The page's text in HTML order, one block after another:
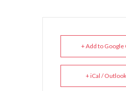
+ Add to Google
+ iCal /